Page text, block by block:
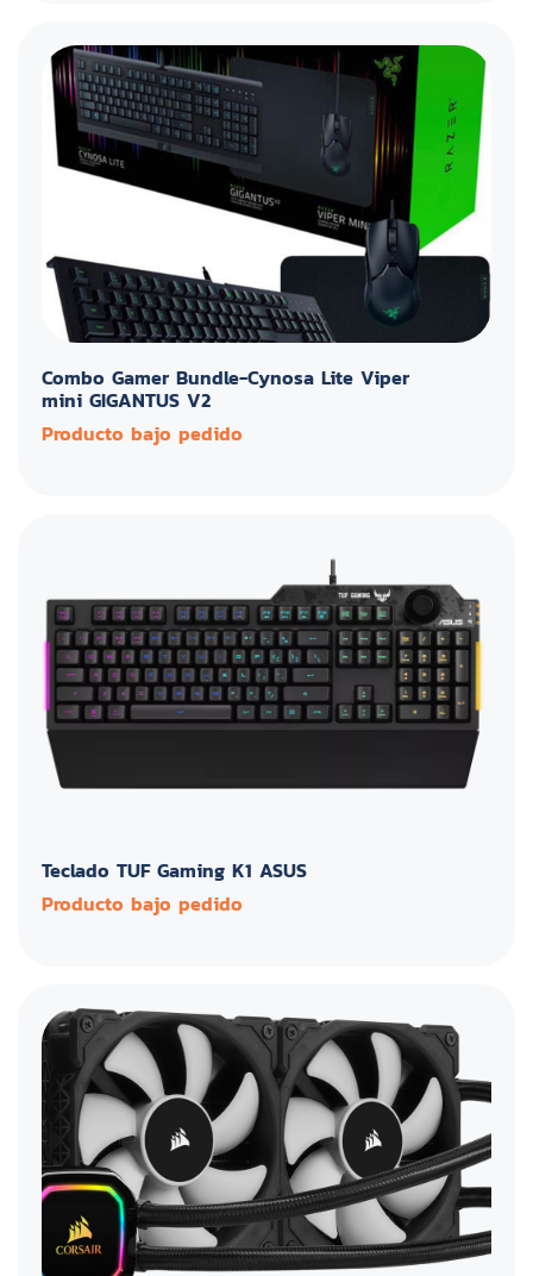
Combo Gamer Bundle-Cynosa Lite Viper
mini GIGANTUS V2
Producto bajo pedido
Teclado TUF Gaming K1 ASUS
Producto bajo pedido